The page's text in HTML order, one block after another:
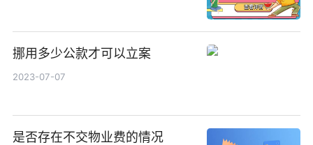
挪用多少公款才可以立案
2023-07-07
是否存在不交物业费的情况